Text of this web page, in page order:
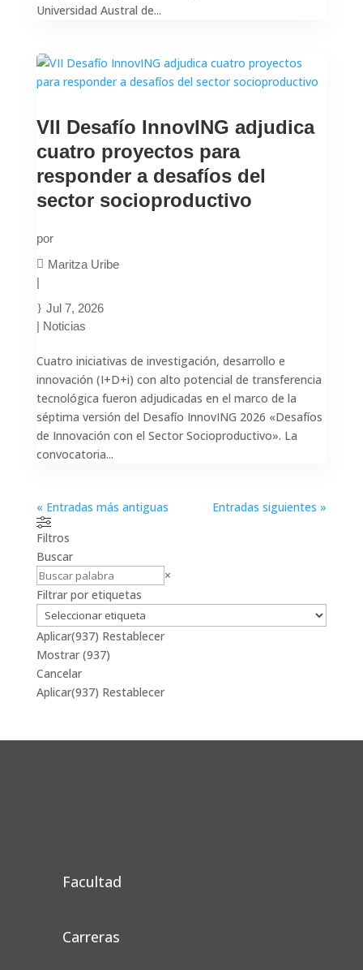
Universidad Austral de...
VII Desafío InnovING adjudica
cuatro proyectos para
responder a desafíos del
sector socioproductivo
por
Maritza Uribe
|
Jul 7, 2026
| Noticias
Cuatro iniciativas de investigación, desarrollo e
innovación (I+D+i) con alto potencial de transferencia
tecnológica fueron adjudicadas en el marco de la
séptima versión del Desafío InnovING 2026 «Desafíos
de Innovación con el Sector Socioproductivo». La
convocatoria...
« Entradas más antiguas
Entradas siguientes »
Filtros
Buscar
Buscar
×
Filtrar por etiquetas
Aplicar(937) Restablecer
Mostrar (937)
Cancelar
Aplicar(937) Restablecer
Facultad
Carreras